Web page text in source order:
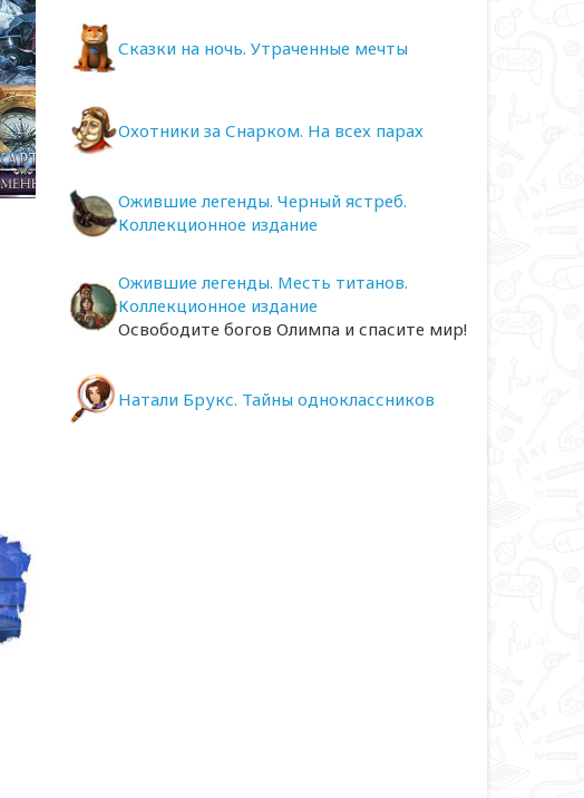
Сказки на ночь. Утраченные мечты
Охотники за Снарком. На всех парах
Ожившие легенды. Черный ястреб.
Коллекционное издание
Ожившие легенды. Месть титанов.
Коллекционное издание
Освободите богов Олимпа и спасите мир!
Натали Брукс. Тайны одноклассников